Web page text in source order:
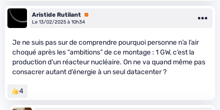
Aristide Rutilant Premium
Le 13/02/2025 à 10h34
Je ne suis pas sur de comprendre pourquoi personne n’a l’air
choqué après les “ambitions” de ce montage : 1 GW, c’est la
production d’un réacteur nucléaire. On ne va quand même pas
consacrer autant d’énergie à un seul datacenter ?
4